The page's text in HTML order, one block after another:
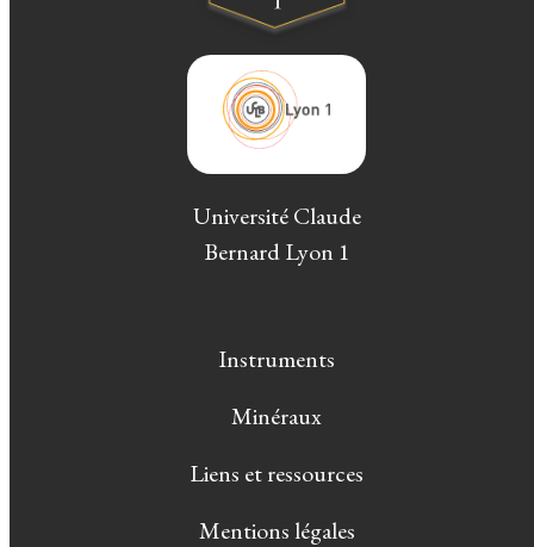
Université Claude
Bernard Lyon 1
Instruments
Minéraux
Liens et ressources
Mentions légales